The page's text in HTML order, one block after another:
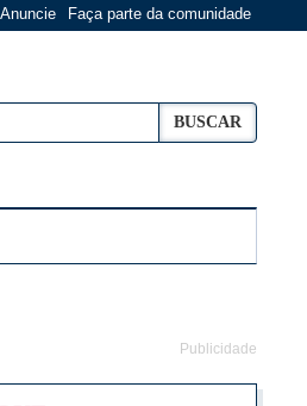
Anuncie Faça parte da comunidade
BUSCAR
Publicidade